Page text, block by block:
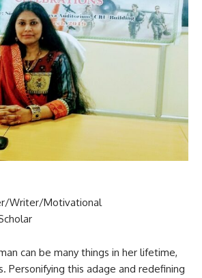
Writer/Motivational
can be many things in her lifetime,
Personifying this adage and redefining